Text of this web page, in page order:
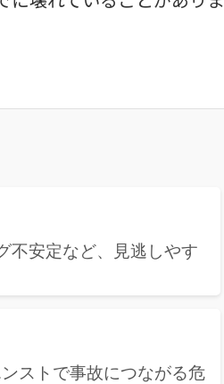
不安定など、見逃しやす
ストで事故につながる危